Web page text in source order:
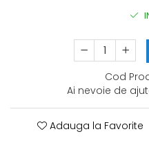
Cod
Ai nevoie de
Adauga la Favorite